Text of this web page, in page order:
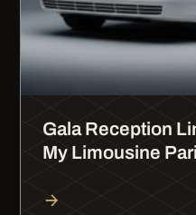
Gala Reception
My Limousine